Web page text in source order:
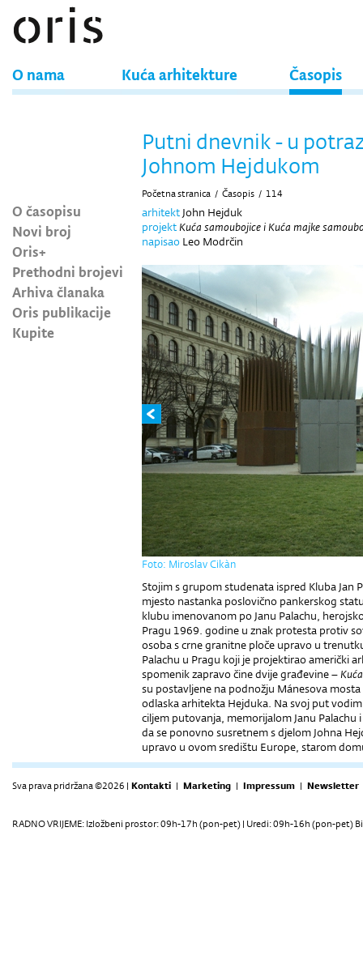
O nama Kuća arhitekture Časopis
O časopisu
Novi broj
Oris+
Prethodni brojevi
Arhiva članaka
Oris publikacije
Kupite
Putni dnevnik - u
Johnom Hejdukom
Početna stranica / Časopis / 114
arhitekt John Hejduk
projekt Kuća samoubojice i Kuća majke
napisao Leo Modrčin
Foto: Miroslav Cikàn
Stojim s grupom studenata ispred Kluba Jan
mjesto nastanka poslovično pankerskog
klubu imenovanom po Janu Palachu,
Pragu 1969. godine u znak protesta protiv
osoba s crne granitne ploče upravo u
Palachu u Pragu koji je projektirao američki
spomenik zapravo čine dvije građevine –
su postavljene na podnožju Mánesova
odlaska arhitekta Hejduka. Na svoj put
ciljem putovanja, memorijalom Janu Palachu
da se ponovno susretnem s djelom Johna
upravo u ovom središtu Europe, starom
Sva prava pridržana ©2026 | Kontakti | Marketing | Impressum | Newsletter
RADNO VRIJEME: Izložbeni prostor: 09h-17h (pon-pet) | Uredi: 09h-16h (pon-pet)